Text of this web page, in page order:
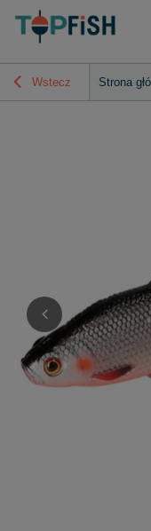
Wstecz Strona